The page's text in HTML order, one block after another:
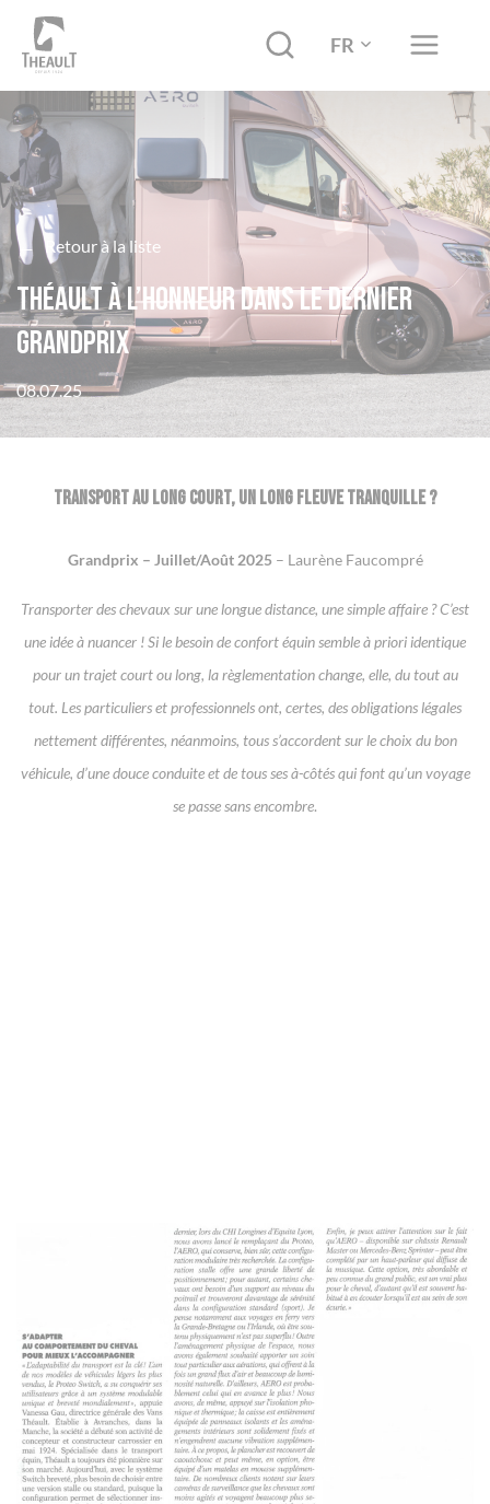
FR
← Retour à la liste
Théault à l’honneur dans le dernier
Grandprix
08.07.25
Transport au long court, un long fleuve tranquille ?
Grandprix – Juillet/Août 2025 – Laurène Faucompré
Transporter des chevaux sur une longue distance, une simple affaire ? C’est
une idée à nuancer ! Si le besoin de confort équin semble à priori identique
pour un trajet court ou long, la règlementation change, elle, du tout au
tout. Les particuliers et professionnels ont, certes, des obligations légales
nettement différentes, néanmoins, tous s’accordent sur le choix du bon
véhicule, d’une douce conduite et de tous ses à-côtés qui font qu’un voyage
se passe sans encombre.